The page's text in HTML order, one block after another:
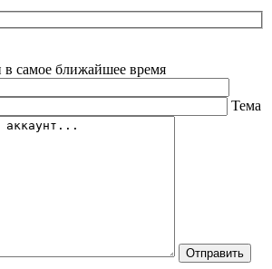
самое ближайшее время
Тема